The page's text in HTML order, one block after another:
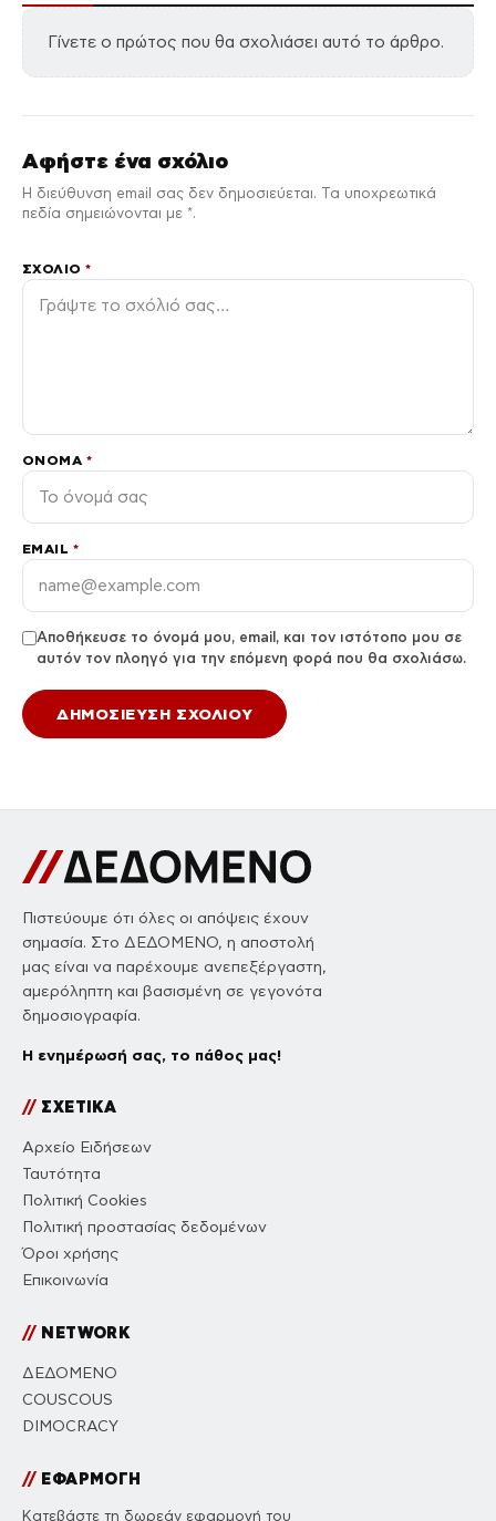
Γίνετε ο πρώτος που θα σχολιάσει αυτό το άρθρο.
Αφήστε ένα σχόλιο
Η διεύθυνση email σας δεν δημοσιεύεται. Τα υποχρεωτικά
πεδία σημειώνονται με *.
ΣΧΌΛΙΟ*
ΌΝΟΜΑ *
EMAIL *
Αποθήκευσε το όνομά μου, email, και τον ιστότοπο μου σε
αυτόν τον πλοηγό για την επόμενη φορά που θα σχολιάσω.
Πιστεύουμε ότι όλες οι απόψεις έχουν
σημασία. Στο ΔΕΔΟΜΕΝΟ, η αποστολή
μας είναι να παρέχουμε ανεπεξέργαστη,
αμερόληπτη και βασισμένη σε γεγονότα
δημοσιογραφία.
Η ενημέρωσή σας, το πάθος μας!
//ΣΧΕΤΙΚΑ
Αρχείο Ειδήσεων
Ταυτότητα
Πολιτική Cookies
Πολιτική προστασίας δεδομένων
Όροι χρήσης
Επικοινωνία
//NETWORK
ΔΕΔΟΜΕΝΟ
COUSCOUS
DIMOCRACY
//ΕΦΑΡΜΟΓΗ
Κατεβάστε τη δωρεάν εφαρμογή του